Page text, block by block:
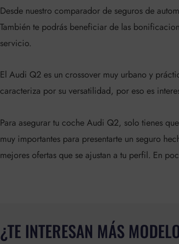
Desde nuestro comparador de seguros de
También te podrás beneficiar de las
servicio.
El Audi Q2 es un crossover muy urbano y
caracteriza por su versatilidad, por eso es
Para asegurar tu coche Audi Q2, solo tienes
muy importantes para presentarte un seguro
mejores ofertas que se ajustan a tu perfil. En
¿TE INTERESAN MÁS